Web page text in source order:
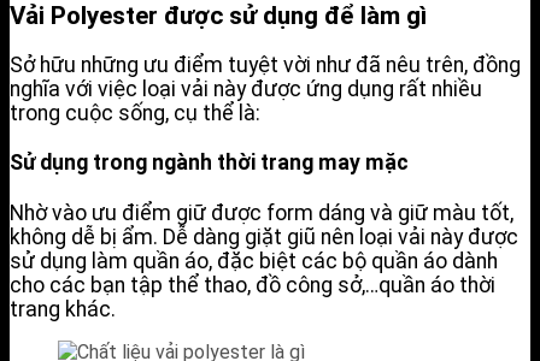
Vải Polyester được sử dụng để làm gì
Sở hữu những ưu điểm tuyệt vời như đã nêu trên, đồng
nghĩa với việc loại vải này được ứng dụng rất nhiều
trong cuộc sống, cụ thể là:
Sử dụng trong ngành thời trang may mặc
Nhờ vào ưu điểm giữ được form dáng và giữ màu tốt,
không dễ bị ẩm. Dễ dàng giặt giũ nên loại vải này được
sử dụng làm quần áo, đặc biệt các bộ quần áo dành
cho các bạn tập thể thao, đồ công sở,…quần áo thời
trang khác.